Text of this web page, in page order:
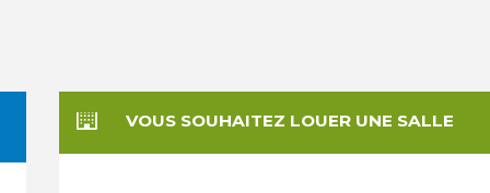
VOUS SOUHAITEZ LOUER UNE SALLE